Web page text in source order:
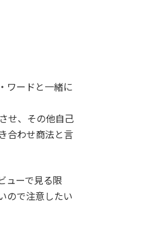
ワードと一緒に
せ、その他自己
合わせ商法と言
ューで見る限
ので注意したい